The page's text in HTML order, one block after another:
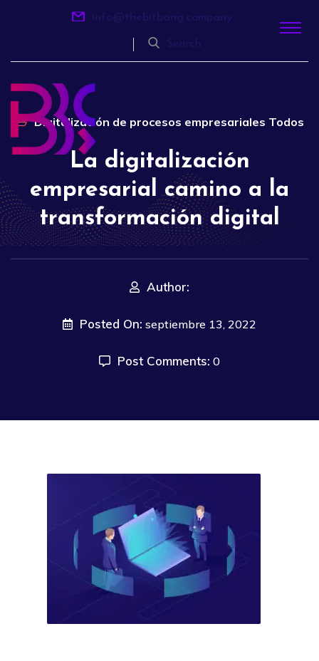
info@thebitbang.company
Search
Digitalización de procesos empresariales Todos
La digitalización
empresarial camino a la
transformación digital
Author:
Posted On: septiembre 13, 2022
Post Comments: 0